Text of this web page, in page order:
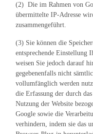
(2) Die im Rahmen von
übermittelte IP-Adresse
zusammengeführt.
(3) Sie können die
entsprechende Einstellung
weisen Sie jedoch darauf
gegebenenfalls nicht
vollumfänglich werden
die Erfassung der durch
Nutzung der Website
Google sowie die
verhindern, indem sie das